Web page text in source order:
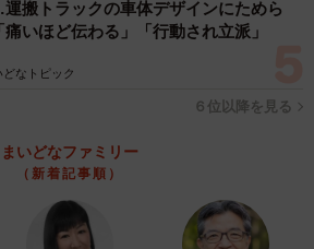
搬トラックの車体デザインにためら
いほど伝わる」「行動され立派」
どなトピック
６位以降を見る
まいどなファミリー
（新着記事順）